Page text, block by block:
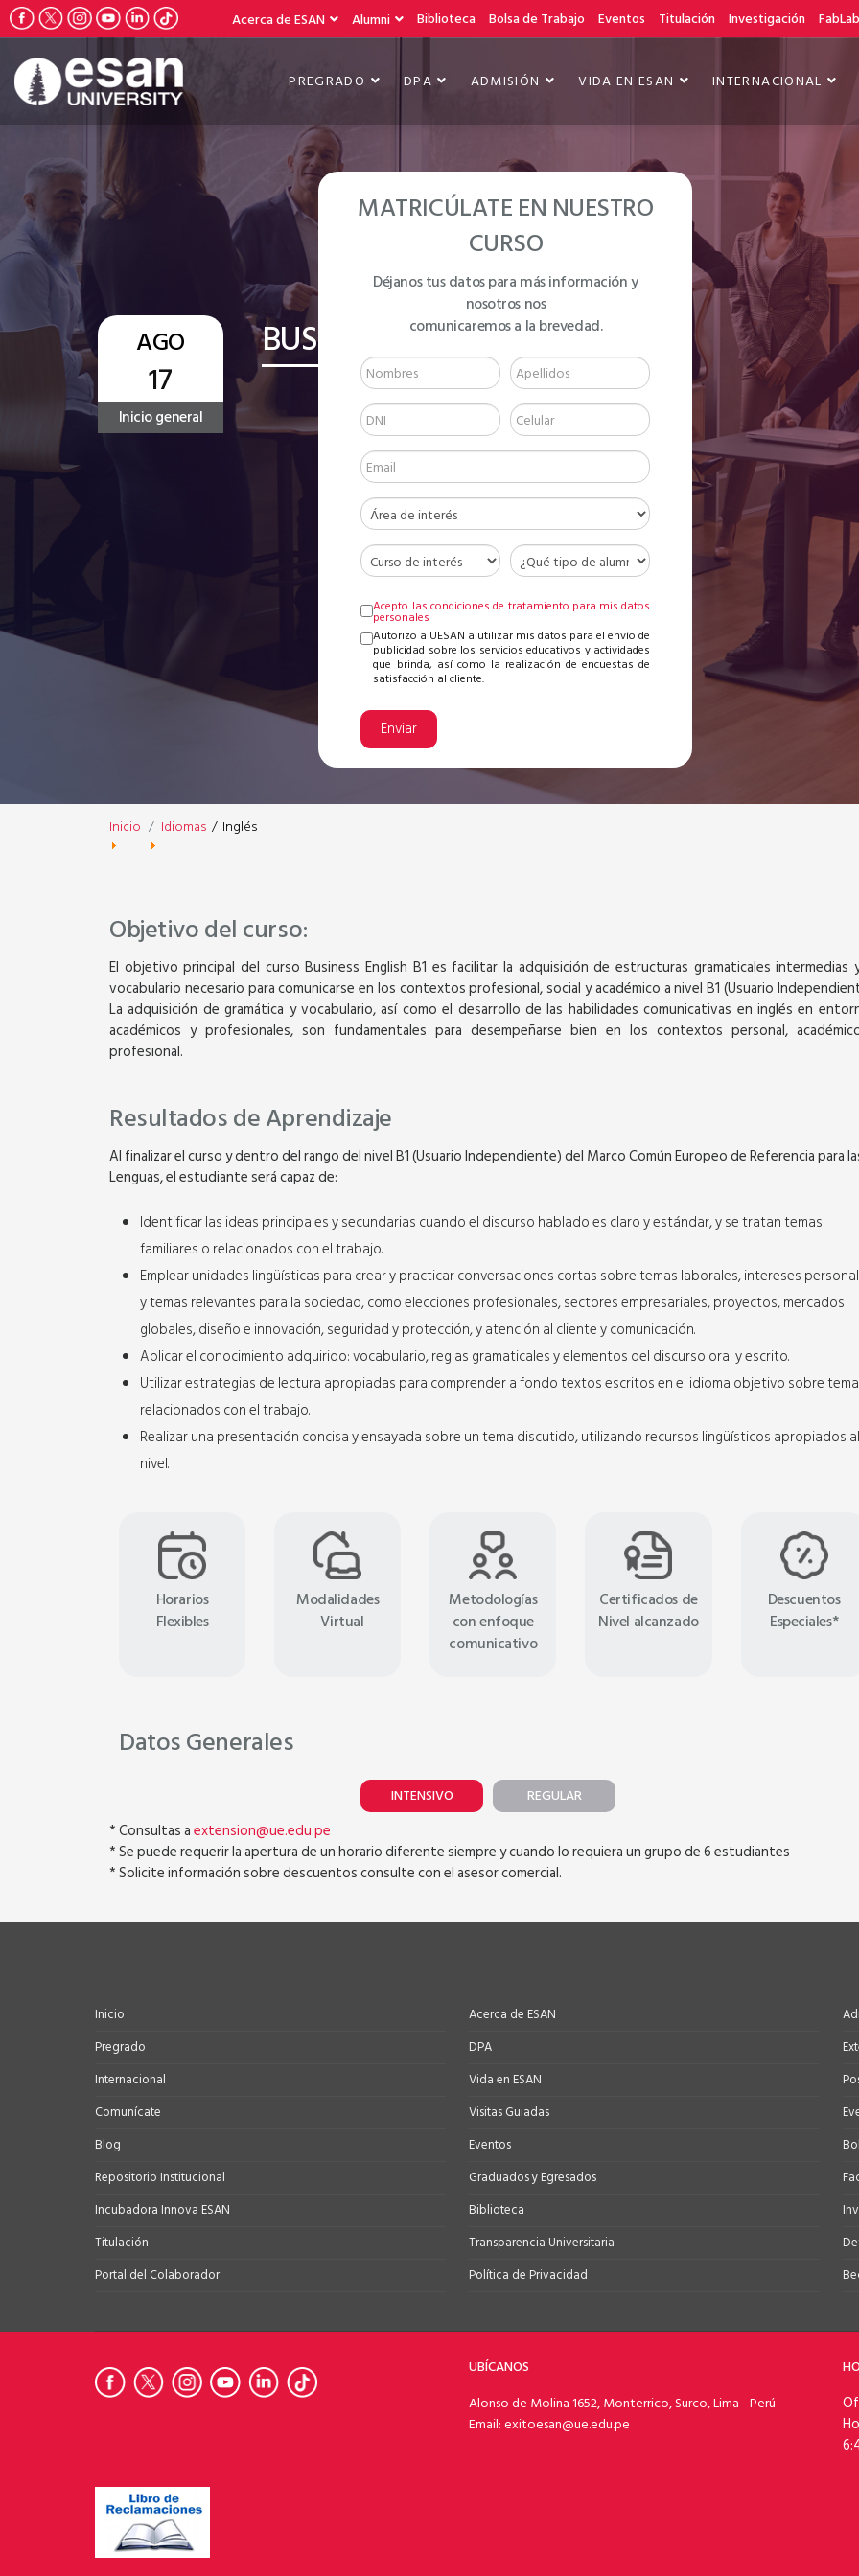
Acerca de ESAN Alumni Biblioteca Bolsa de Trabajo Eventos Titulación Investigación FabLab
PREGRADO DPA ADMISIÓN VIDA EN ESAN INTERNACIONAL
AGO
17
Inicio general
BUSINESS ENGLISH LEVEL B1
MATRICÚLATE EN NUESTRO
CURSO
Déjanos tus datos para más información y
nosotros nos
comunicaremos a la brevedad.
Acepto las condiciones de tratamiento para mis datos
personales
Autorizo a UESAN a utilizar mis datos para el envío de
publicidad sobre los servicios educativos y actividades
que brinda, así como la realización de encuestas de
satisfacción al cliente.
Enviar
Inicio Idiomas / Inglés
Objetivo del curso:
El objetivo principal del curso Business English B1 es facilitar la adquisición de estructuras gramaticales intermedias
vocabulario necesario para comunicarse en los contextos profesional, social y académico a nivel B1 (Usuario
La adquisición de gramática y vocabulario, así como el desarrollo de las habilidades comunicativas en inglés en
académicos y profesionales, son fundamentales para desempeñarse bien en los contextos personal,
profesional.
Resultados de Aprendizaje
Al finalizar el curso y dentro del rango del nivel B1 (Usuario Independiente) del Marco Común Europeo de Referencia para
Lenguas, el estudiante será capaz de:
Identificar las ideas principales y secundarias cuando el discurso hablado es claro y estándar, y se tratan temas
familiares o relacionados con el trabajo.
Emplear unidades lingüísticas para crear y practicar conversaciones cortas sobre temas laborales, intereses
y temas relevantes para la sociedad, como elecciones profesionales, sectores empresariales, proyectos, mercados
globales, diseño e innovación, seguridad y protección, y atención al cliente y comunicación.
Aplicar el conocimiento adquirido: vocabulario, reglas gramaticales y elementos del discurso oral y escrito.
Utilizar estrategias de lectura apropiadas para comprender a fondo textos escritos en el idioma objetivo sobre
relacionados con el trabajo.
Realizar una presentación concisa y ensayada sobre un tema discutido, utilizando recursos lingüísticos apropiados al
nivel.
Horarios
Flexibles
Modalidades
Virtual
Metodologías
con enfoque
comunicativo
Certificados de
Nivel alcanzado
Descuentos
Especiales*
Datos Generales
INTENSIVO REGULAR
* Consultas aextension@ue.edu.pe
* Se puede requerir la apertura de un horario diferente siempre y cuando lo requiera un grupo de 6 estudiantes
* Solicite información sobre descuentos consulte con el asesor comercial.
SEPTIEMBRE
Virtual
BUSINESS ENGLISH LEVEL A1
11 Semanas (3 horas / 2 veces por
SEPTIEMBRE
Virtual
BUSINESS ENGLISH LEVEL A2
Inicio
Pregrado
Internacional
Comunícate
Blog
Repositorio Institucional
Incubadora Innova ESAN
Titulación
Portal del Colaborador
Acerca de ESAN
DPA
Vida en ESAN
Visitas Guiadas
Eventos
Graduados y Egresados
Biblioteca
Transparencia Universitaria
Política de Privacidad
UBÍCANOS
Alonso de Molina 1652, Monterrico, Surco, Lima - Perú
Email: exitoesan@ue.edu.pe